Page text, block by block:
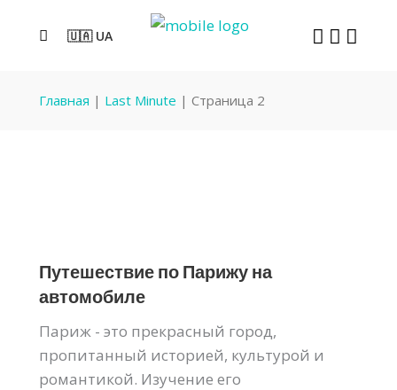
🇺🇦 UA
Главная | Last Minute | Страница 2
Путешествие по Парижу на
автомобиле
Париж - это прекрасный город,
пропитанный историей, культурой и
романтикой. Изучение его